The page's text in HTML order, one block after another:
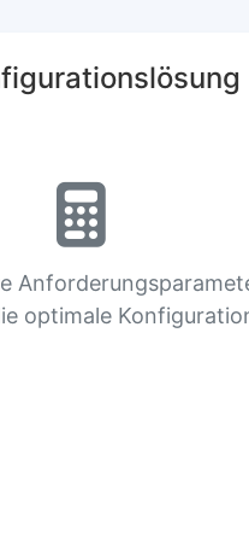
optimale